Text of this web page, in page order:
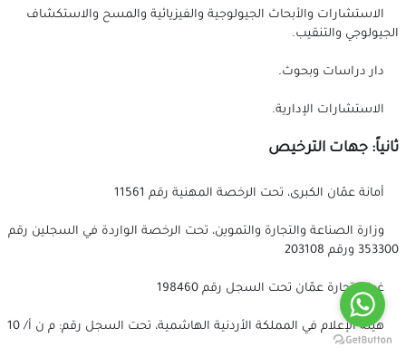
الاستشارات والأبحاث الجيولوجية والفيزيائية والمسح والاستكشاف
الجيولوجي والتنقيب.
دار دراسات وبحوث.
الاستشارات الإدارية.
ثانياً: جهات الترخيص
أمانة عمّان الكبرى، تحت الرخصة المهنية رقم 11561
وزارة الصناعة والتجارة والتموين، تحت الرخصة الواردة في السجلين رقم
353300 ورقم 203108
غرفة تجارة عمّان تحت السجل رقم 198460
هيئة الإعلام في المملكة الأردنية الهاشمية، تحت السجل رقم: م ن أ/ 10